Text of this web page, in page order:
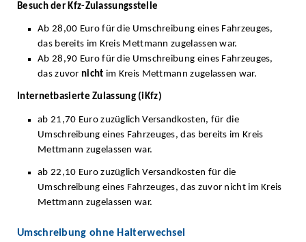
Besuch der Kfz-Zulassungsstelle
Ab 28,00 Euro für die Umschreibung eines Fahrzeuges,
das bereits im Kreis Mettmann zugelassen war.
Ab 28,90 Euro für die Umschreibung eines Fahrzeuges,
das zuvornicht im Kreis Mettmann zugelassen war.
Internetbasierte Zulassung (iKfz)
ab 21,70 Euro zuzüglich Versandkosten, für die
Umschreibung eines Fahrzeuges, das bereits im Kreis
Mettmann zugelassen war.
ab 22,10 Euro zuzüglich Versandkosten für die
Umschreibung eines Fahrzeuges, das zuvor nicht im Kreis
Mettmann zugelassen war.
Umschreibung ohne Halterwechsel